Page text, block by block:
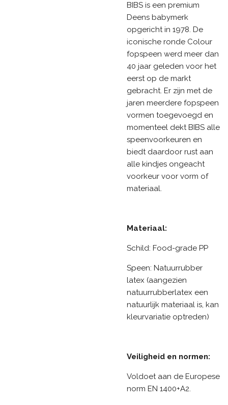
BIBS is een premium
Deens babymerk
opgericht in 1978. De
iconische ronde Colour
fopspeen werd meer dan
40 jaar geleden voor het
eerst op de markt
gebracht. Er zijn met de
jaren meerdere fopspeen
vormen toegevoegd en
momenteel dekt BIBS alle
speenvoorkeuren en
biedt daardoor rust aan
alle kindjes ongeacht
voorkeur voor vorm of
materiaal.
Materiaal:
Schild: Food-grade PP
Speen: Natuurrubber
latex (aangezien
natuurrubberlatex een
natuurlijk materiaal is, kan
kleurvariatie optreden)
Veiligheid en normen:
Voldoet aan de Europese
norm EN 1400+A2.